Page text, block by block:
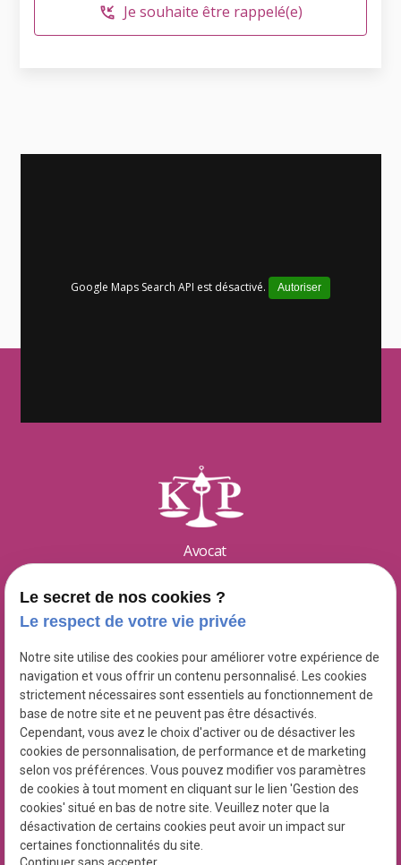
phone_callback Je souhaite être rappelé(e)
Google Maps Search API est désactivé. Autoriser
Avocat
KarinePELGRIN
Spécialiste en droit public
place
16 rue Lulli
13001MARSEILLE
phone 04 91 37 23 05
SIRET : 51028835000018
Le secret de nos cookies ?
Le respect de votre vie privée
Notre site utilise des cookies pour améliorer votre expérience de
navigation et vous offrir un contenu personnalisé. Les cookies
strictement nécessaires sont essentiels au fonctionnement de
base de notre site et ne peuvent pas être désactivés.
Cependant, vous avez le choix d'activer ou de désactiver les
cookies de personnalisation, de performance et de marketing
selon vos préférences. Vous pouvez modifier vos paramètres
de cookies à tout moment en cliquant sur le lien 'Gestion des
cookies' situé en bas de notre site. Veuillez noter que la
désactivation de certains cookies peut avoir un impact sur
certaines fonctionnalités du site.